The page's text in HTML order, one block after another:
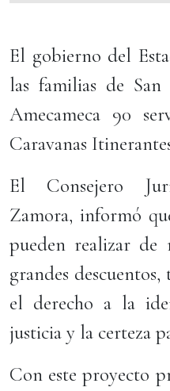
El gobierno del
las familias de
Amecameca 90
Caravanas
El Consejero
Zamora, informó
pueden realizar de
grandes
el derecho a la
justicia y la certeza
Con este proyecto